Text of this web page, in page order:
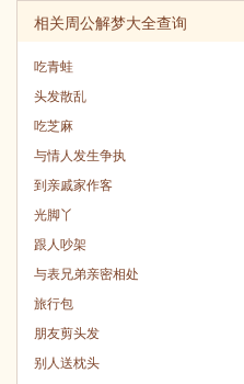
相关周公解梦大全查询
吃青蛙
头发散乱
吃芝麻
与情人发生争执
到亲戚家作客
光脚丫
跟人吵架
与表兄弟亲密相处
旅行包
朋友剪头发
别人送枕头